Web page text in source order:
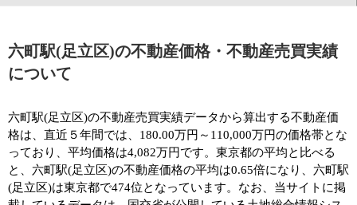
六町駅(足立区)の不動産価格・不動産売買実績
について
六町駅(足立区)の不動産売買実績データから算出する不動産価
格は、直近５年間では、180.00万円～110,000万円の価格帯とな
っており、平均価格は4,082万円です。東京都の平均と比べる
と、六町駅(足立区)の不動産価格の平均は0.65倍になり、六町駅
(足立区)は東京都で474位となっています。なお、当サイトに掲